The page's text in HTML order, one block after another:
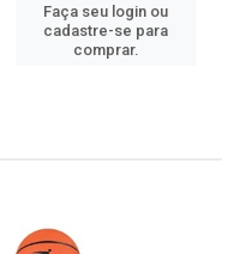
Faça seu login ou
cadastre-se para
comprar.